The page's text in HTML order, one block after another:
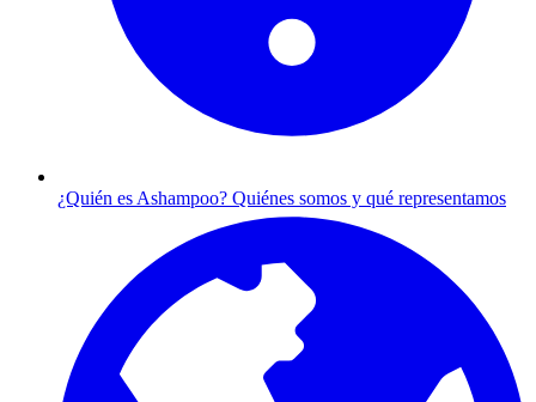
¿Quién es Ashampoo? Quiénes somos y qué representamos